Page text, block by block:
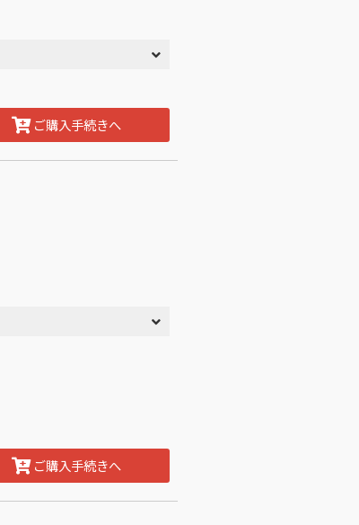
ご購入手続きへ
ご購入手続きへ